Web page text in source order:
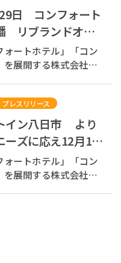
日 コンフォート
リブランドオー
店舗目のコンフォ
ォートホテル」「コン
を展開する株式会社チ
29日(木)、「ベストイ
「コンフォートイン近
ランドオープンしま
プレスリリース
イン八日市 より
ーズに応え12月17
オープン
ォートホテル」「コン
を展開する株式会社チ
コンフォートイン八日
ンドオープンしまし